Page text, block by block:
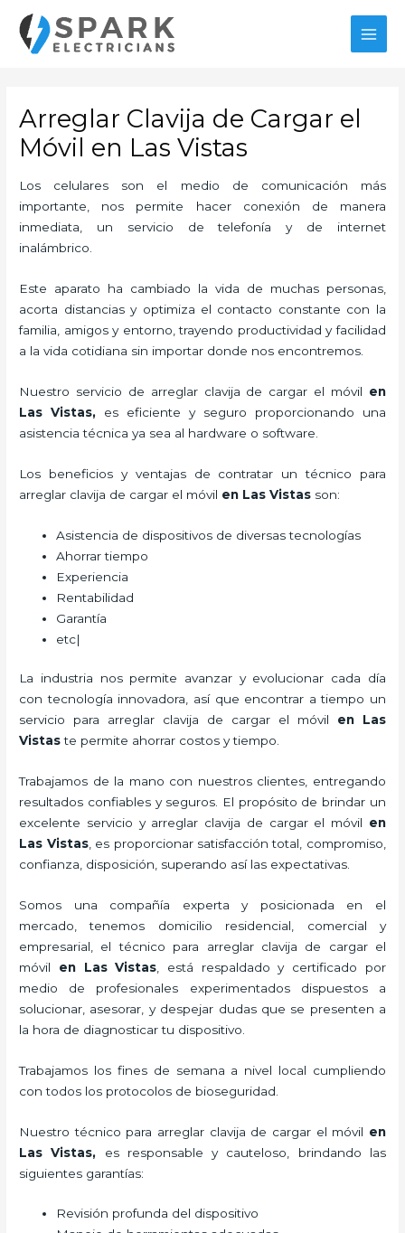
contenido
Arreglar Clavija de Cargar el
Móvil en Las Vistas
Los celulares son el medio de comunicación más
importante, nos permite hacer conexión de manera
inmediata, un servicio de telefonía y de internet
inalámbrico.
Este aparato ha cambiado la vida de muchas personas,
acorta distancias y optimiza el contacto constante con la
familia, amigos y entorno, trayendo productividad y facilidad
a la vida cotidiana sin importar donde nos encontremos.
Nuestro servicio de arreglar clavija de cargar el móvil en
Las Vistas, es eficiente y seguro proporcionando una
asistencia técnica ya sea al hardware o software.
Los beneficios y ventajas de contratar un técnico para
arreglar clavija de cargar el móvil en Las Vistas son:
Asistencia de dispositivos de diversas tecnologías
Ahorrar tiempo
Experiencia
Rentabilidad
Garantía
etc|
La industria nos permite avanzar y evolucionar cada día
con tecnología innovadora, así que encontrar a tiempo un
servicio para arreglar clavija de cargar el móvil
en Las
Vistaste permite ahorrar costos y tiempo.
Trabajamos de la mano con nuestros clientes, entregando
resultados confiables y seguros. El propósito de brindar un
excelente servicio y arreglar clavija de cargar el móvil en
Las Vistas, es proporcionar satisfacción total, compromiso,
confianza, disposición, superando así las expectativas.
Somos una compañía experta y posicionada en el
mercado, tenemos domicilio residencial, comercial y
empresarial, el técnico para arreglar clavija de cargar el
móvil en Las Vistas , está respaldado y certificado por
medio de profesionales experimentados dispuestos a
solucionar, asesorar, y despejar dudas que se presenten a
la hora de diagnosticar tu dispositivo.
Trabajamos los fines de semana a nivel local cumpliendo
con todos los protocolos de bioseguridad.
Nuestro técnico para arreglar clavija de cargar el móvil en
Las Vistas, es responsable y cauteloso, brindando las
siguientes garantías:
Revisión profunda del dispositivo